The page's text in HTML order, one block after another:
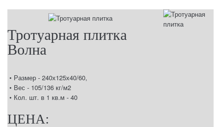
Тротуарная плитка
Волна
• Размер - 240х125х40/60,
• Вес - 105/136 кг/м2
• Кол. шт. в 1 кв.м - 40
ЦЕНА: